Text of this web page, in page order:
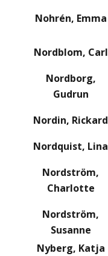
Nohrén, Emma
Nordblom, Carl
Nordborg,
Gudrun
Nordin, Rickard
Nordquist, Lina
Nordström,
Charlotte
Nordström,
Susanne
Nyberg, Katja